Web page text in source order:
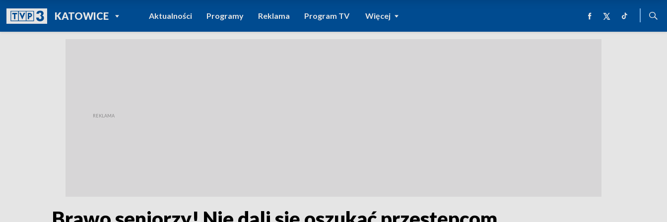
KATOWICEPOWRÓT DO
TVP REGIONY
Aktualności Programy Reklama Program TV Więcej